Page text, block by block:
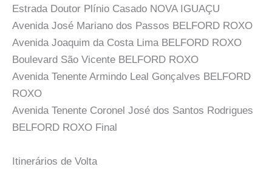
Estrada Doutor Plínio Casado NOVA IGUAÇU
Avenida José Mariano dos Passos BELFORD ROXO
Avenida Joaquim da Costa Lima BELFORD ROXO
Boulevard São Vicente BELFORD ROXO
Avenida Tenente Armindo Leal Gonçalves BELFORD
ROXO
Avenida Tenente Coronel José dos Santos Rodrigues
BELFORD ROXO Final
Itinerários de Volta